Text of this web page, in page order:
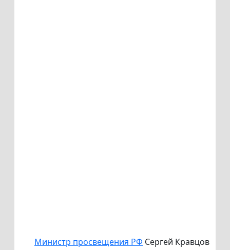
Министр просвещения РФ Сергей Кравцов